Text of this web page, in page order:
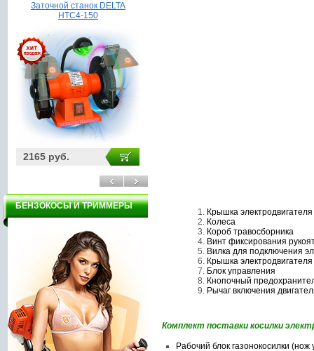
Крышка электродвигателя
Колеса
Короб травосборника
Винт фиксирования
Вилка для подключения
Крышка электродвигателя
Блок управления
Кнопочный
Рычаг включения
Комплект поставки косилки
Рабочий блок газонокосилки
Заточной станок DELTA
НТС4-150
2165 руб.
БЕНЗОКОСЫ И ТРИММЕРЫ